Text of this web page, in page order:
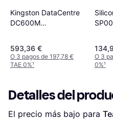
Kingston DataCentre
DC600M
593,36 €
O 3 pagos de 197,78 €
TAE 0%¹
O 3
0%¹
Detalles del
El precio más bajo para